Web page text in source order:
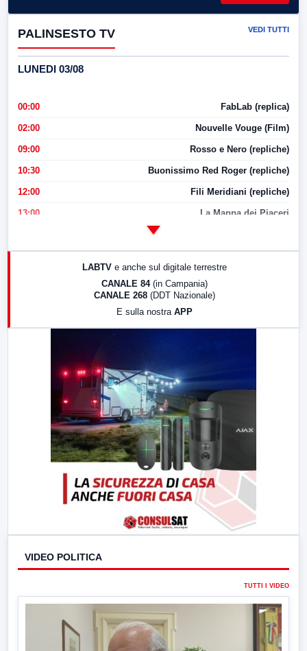
PALINSESTO TV VEDI TUTTI
LUNEDI 03/08
00:00 FabLab (replica)
02:00 Nouvelle Vouge (Film)
09:00 Rosso e Nero (repliche)
10:30 Buonissimo Red Roger (repliche)
12:00 Fili Meridiani (repliche)
13:00 La Mappa dei Piaceri
LABTV e anche sul digitale terrestre
CANALE 84 (in Campania)
CANALE 268 (DDT Nazionale)
E sulla nostra APP
VIDEO POLITICA
TUTTI I VIDEO